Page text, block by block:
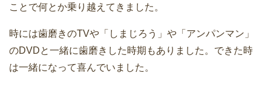
ことで何とか乗り越えてきました。
時には歯磨きのTVや「しまじろう」や「アンパンマン」
のDVDと一緒に歯磨きした時期もありました。できた時
は一緒になって喜んでいました。